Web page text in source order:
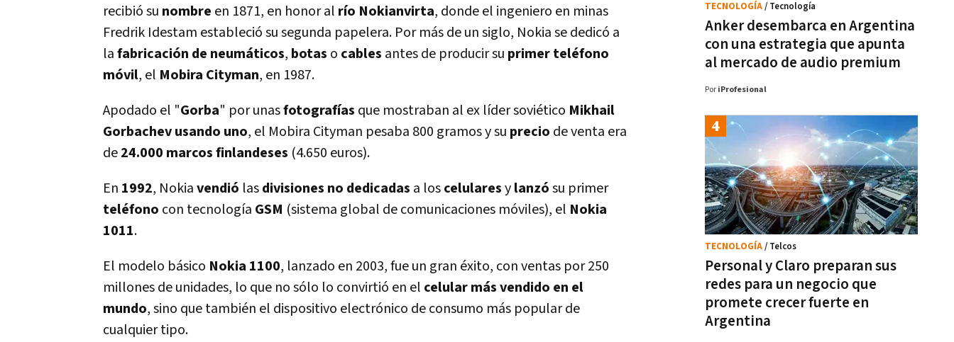
recibió su nombre en 1871, en honor al río Nokianvirta, donde el ingeniero en minas
Fredrik Idestam estableció su segunda papelera. Por más de un siglo, Nokia se dedicó a
lafabricación de neumáticos, botas o cables antes de producir su primer teléfono
móvil, el Mobira Cityman, en 1987.
Apodado el "Gorba" por unasfotografías que mostraban al ex líder soviético Mikhail
Gorbachev usando uno, el Mobira Cityman pesaba 800 gramos y su precio de venta era
de24.000 marcos finlandeses (4.650 euros).
En 1992, Nokiavendió lasdivisiones no dedicadas a loscelularesylanzósu primer
teléfono con tecnología GSM (sistema global de comunicaciones móviles), el Nokia
1011.
El modelo básico Nokia 1100, lanzado en 2003, fue un gran éxito, con ventas por 250
millones de unidades, lo que no sólo lo convirtió en el celular más vendido en el
mundo, sino que también el dispositivo electrónico de consumo más popular de
cualquier tipo.
Anker desembarca en Argentina
con una estrategia que apunta
al mercado de audio premium
TECNOLOGÍA/ Tecnología
Por iProfesional
Personal y Claro preparan sus
redes para un negocio que
promete crecer fuerte en
Argentina
TECNOLOGÍA/ Telcos